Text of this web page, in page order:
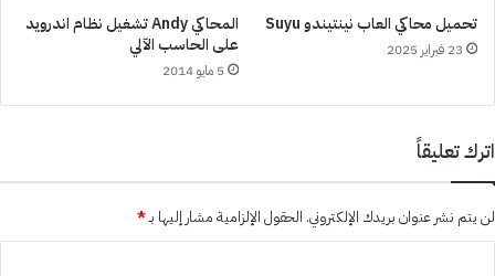
تحميل محاكي العاب نينتيندو Suyu
23 فبراير 2025
المحاكي Andy تشغيل نظام اندرويد
على الحاسب الآلي
5 مايو 2014
اترك تعليقاً
لن يتم نشر عنوان بريدك الإلكتروني. الحقول الإلزامية مشار إليها بـ*